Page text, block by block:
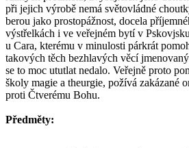
při jejich výrobě nemá světovládné
berou jako prostopážnost, docela
výstřelkách i ve veřejném bytí v
u Cara, kterému v minulosti párkrát
takových těch bezhlavých věcí
se to moc ututlat nedalo. Veřejně proto
školy magie a theurgie, požívá zakázané
proti Čtverému Bohu.
Předměty: